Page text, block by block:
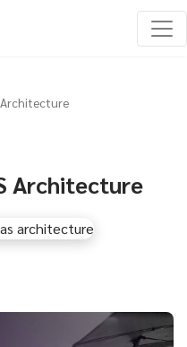
Architecture
Architecture